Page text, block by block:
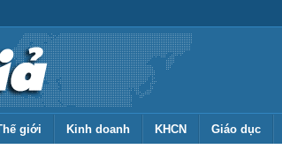
giới Kinh doanh KHCN Giáo dục